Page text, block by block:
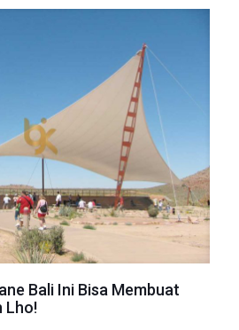
Bali Ini Bisa Membuat
Lho!